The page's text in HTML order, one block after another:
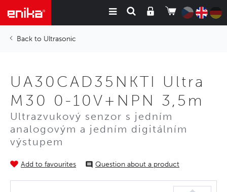
Ultrasonic
UA30CAD35NKTI Ultra
M30 0-10V+NPN 3,5m
Ultrazvukový senzor s jedním
analogovým a jedním digitálním
výstupem
Add to favourites Question about a product